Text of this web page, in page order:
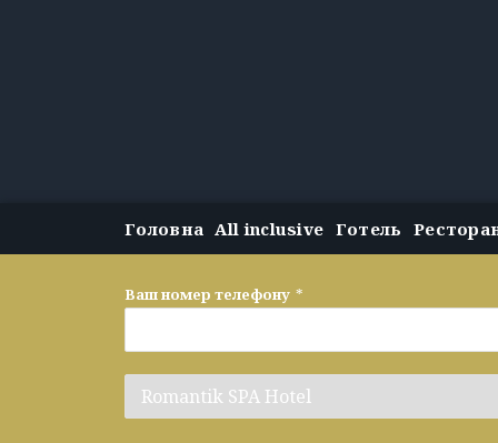
Головна All inclusive Готель
Ваш номер телефону *